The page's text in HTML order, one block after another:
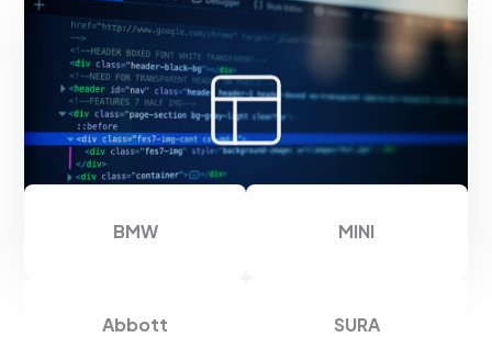
Gracias por confiar en
nosotros
BMW MINI
Abbott SURA